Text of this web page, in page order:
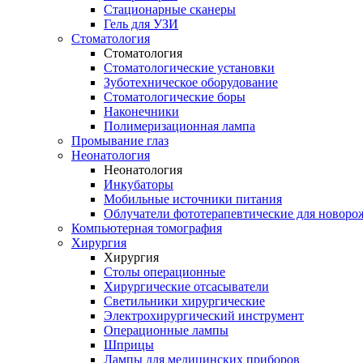
Стационарные сканеры
Гель для УЗИ
Стоматология
Стоматология
Стоматологические установки
Зуботехническое оборудование
Стоматологические боры
Наконечники
Полимеризационная лампа
Промывание глаз
Неонатология
Неонатология
Инкубаторы
Мобильные источники питания
Облучатели фототерапевтические для
Компьютерная томография
Хирургия
Хирургия
Столы операционные
Хирургические отсасыватели
Светильники хирургические
Электрохирургический инструмент
Операционные лампы
Шприцы
Лампы для медицинских приборов